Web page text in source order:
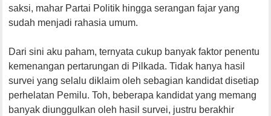
saksi, mahar Partai Politik hingga serangan fajar yang
sudah menjadi rahasia umum.
Dari sini aku paham, ternyata cukup banyak faktor penentu
kemenangan pertarungan di Pilkada. Tidak hanya hasil
survei yang selalu diklaim oleh sebagian kandidat disetiap
perhelatan Pemilu. Toh, beberapa kandidat yang memang
banyak diunggulkan oleh hasil survei, justru berakhir